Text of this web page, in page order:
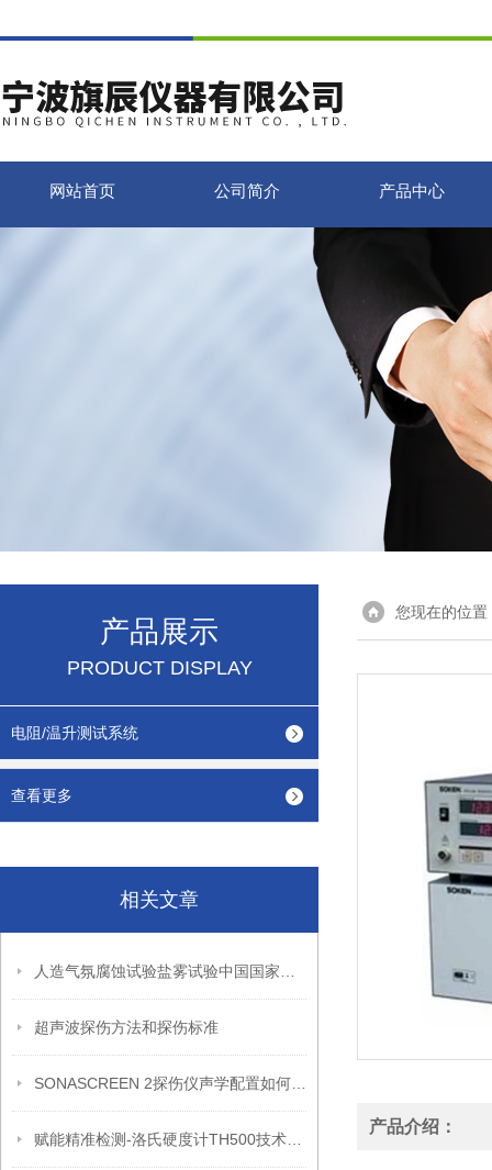
网站首页 公司简介 产品中心
产品展示
PRODUCT DISPLAY
电阻/温升测试系统
查看更多
相关文章
超声波探伤方法和探伤标准
您现在的位置
产品介绍：